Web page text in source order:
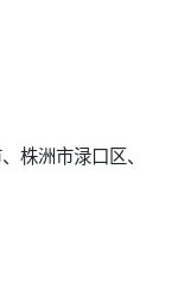
株洲市渌口区、